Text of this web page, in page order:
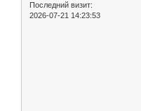
Последний визит:
2026-07-21 14:23:53